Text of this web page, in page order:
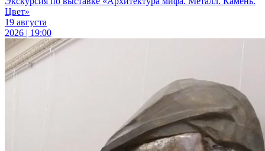
Цвет»
19 августа
2026 | 19:00